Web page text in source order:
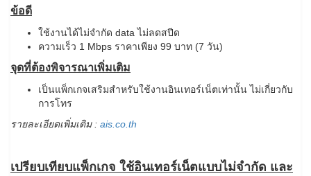
ข้อดี
ใช้งานได้ไม่จำกัด data ไม่ลดสปีด
ความเร็ว 1 Mbps ราคาเพียง 99 บาท (7 วัน)
จุดที่ต้องพิจารณาเพิ่มเติม
เป็นแพ็กเกจเสริมสำหรับใช้งานอินเทอร์เน็ตเท่านั้น ไม่เกี่ยวกับ
การโทร
รายละเอียดเพิ่มเติม : ais.co.th
เปรียบเทียบแพ็กเกจ ใช้อินเทอร์เน็ตแบบไม่จำกัด และ